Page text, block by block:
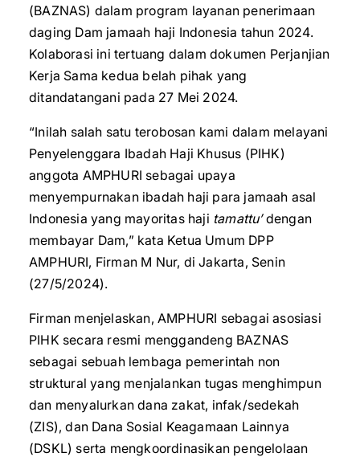
(BAZNAS) dalam program layanan penerimaan
daging Dam jamaah haji Indonesia tahun 2024.
Kolaborasi ini tertuang dalam dokumen Perjanjian
Kerja Sama kedua belah pihak yang
ditandatangani pada 27 Mei 2024.
“Inilah salah satu terobosan kami dalam melayani
Penyelenggara Ibadah Haji Khusus (PIHK)
anggota AMPHURI sebagai upaya
menyempurnakan ibadah haji para jamaah asal
Indonesia yang mayoritas haji tamattu’dengan
membayar Dam,” kata Ketua Umum DPP
AMPHURI, Firman M Nur, di Jakarta, Senin
(27/5/2024).
Firman menjelaskan, AMPHURI sebagai asosiasi
PIHK secara resmi menggandeng BAZNAS
sebagai sebuah lembaga pemerintah non
struktural yang menjalankan tugas menghimpun
dan menyalurkan dana zakat, infak/sedekah
(ZIS), dan Dana Sosial Keagamaan Lainnya
(DSKL) serta mengkoordinasikan pengelolaan